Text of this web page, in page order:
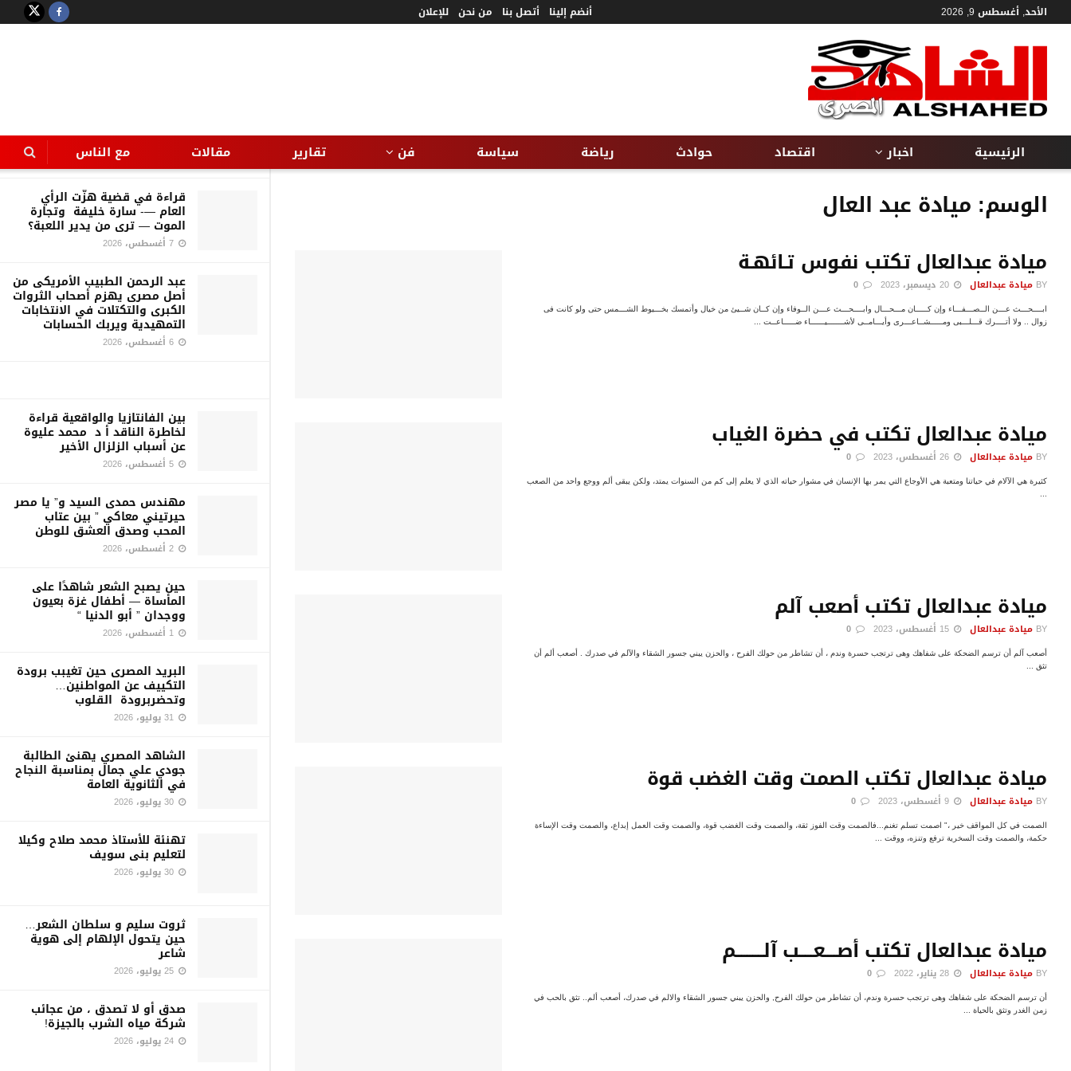
LATEST
محاولةٍ للفِرار
قراءة في قضية هزّت الرأي
العام —- سارة خليفة وتجارة
الموت — ترى من يدير اللعبة؟
عبد الرحمن الطبيب الأمريكى من
أصل مصرى يهزم أصحاب الثروات
الكبرى والتكتلات في الانتخابات
التمهيدية ويربك الحسابات
بين الفانتازيا والواقعية قراءة
لخاطرة الناقد أ د محمد عليوة
عن أسباب الزلزال الأخير
مهندس حمدى السيد و” يا مصر
حيرتيني معاكي ” بين عتاب
المحب وصدق العشق للوطن
حين يصبح الشعر شاهدًا على
المأساة — أطفال غزة بعيون
ووجدان ” أبو الدنيا “
البريد المصرى حين تغيبب برودة
التكييف عن المواطنين…
وتحضربرودة القلوب
الشاهد المصري يهنئ الطالبة
جودي علي جمال بمناسبة النجاح
في الثانوية العامة
تهنئة للأستاذ محمد صلاح وكيلا
لتعليم بنى سويف
ثروت سليم و سلطان الشعر…
حين يتحول الإلهام إلى هوية
شاعر
صدق أو لا تصدق ، من عجائب
شركة مياه الشرب بالجيزة!
الأحد, أغسطس 9, 2026 أنضم إلينا أتصل بنا من نحن للإعلان
الرئيسية اخبار اقتصاد حوادث رياضة سياسة فن تقارير مقالات مع الناس
الوسم: ميادة عبد العال
ميادة عبدالعال تكتب نفوس تـائهـة
BY ميادة عبدالعال
ابــــحـــث عـــن الــصـــفـــاء وإن كـــــان مـــحـــال وابــــحـــث عـــن الــوفاء وإن كــان شــيئ من خيال وأتمسك بخـــيوط الشـــمس حتى ولو كانت فى
زوال .. ولا أتــــرك قـــلـــبى ومـــــشــاعـــرى وأيـــامــى لأشـــــــيــــــاء ضـــــاعــت ...
ميادة عبدالعال تكتب في حضرة الغياب
BY ميادة عبدالعال
كثيرة هي الآلام في حياتنا ومتعبة هي الأوجاع التي يمر بها الإنسان في مشوار حياته الذي لا يعلم إلى كم من السنوات يمتد، ولكن يبقى ألم ووجع واحد من الصعب
ميادة عبدالعال تكتب أصعب آلم
BY ميادة عبدالعال
أصعب آلم أن ترسم الضحكة على شفاهك وهى ترتجب حسرة وندم ، أن تشاطر من حولك الفرح ، والحزن يبني جسور الشقاء والآلم في صدرك . أصعب ألم أن
تثق ...
ميادة عبدالعال تكتب الصمت وقت الغضب قوة
BY ميادة عبدالعال
الصمت في كل المواقف خير ،" اصمت تسلم تغنم...فالصمت وقت الفوز ثقة، والصمت وقت الغضب قوة، والصمت وقت العمل إبداع، والصمت وقت الإساءة
حكمة، والصمت وقت السخرية ترفع وتنزه، ووقت ...
ميادة عبدالعال تكتب أصــــعـــــب آلــــــــــم
BY ميادة عبدالعال
أن ترسم الضحكة على شفاهك وهى ترتجب حسرة وندم، أن تشاطر من حولك الفرح, والحزن يبني جسور الشقاء والالم في صدرك، أصعب ألم.. تثق بالحب في
زمن الغدر وتثق بالحياة ...